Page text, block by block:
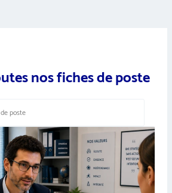
nos fiches de poste